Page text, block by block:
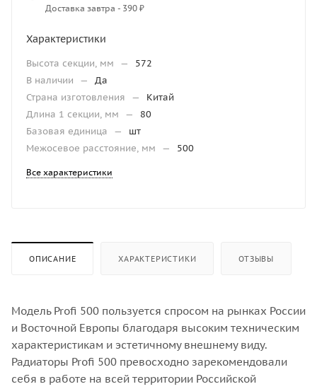
Доставка завтра - 390 ₽
Характеристики
Высота секции, мм —
572
В наличии
—
Да
Страна изготовления
—
Китай
Длина 1 секции, мм
—
80
Базовая единица
—
шт
Межосевое расстояние, мм
— 500
Все характеристики
ОПИСАНИЕ ХАРАКТЕРИСТИКИ ОТЗЫВЫ
Модель Profi 500 пользуется спросом на рынках России
и Восточной Европы благодаря высоким техническим
характеристикам и эстетичному внешнему виду.
Радиаторы Profi 500 превосходно зарекомендовали
себя в работе на всей территории Российской